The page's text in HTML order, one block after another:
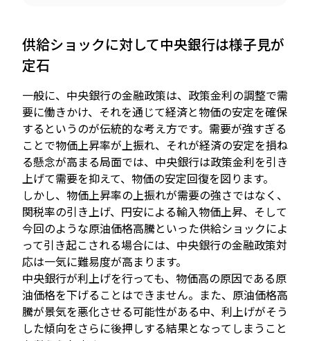
供給ショックに対して中央銀行は様子見が
定石
一般に、中央銀行の金融政策は、政策金利の調整で需
要に働きかけ、それを通じて経済と物価の安定を確保
するというのが伝統的な考え方です。需要が強すぎる
ことで物価上昇率が上振れ、それが経済の安定を損ね
る懸念が高まる局面では、中央銀行は政策金利を引き
上げて需要を抑えて、物価の安定回復を図ります。
しかし、物価上昇率の上振れが需要の強さではなく、
関税率の引き上げ、円安による輸入物価上昇、そして
今回のような原油価格高騰といった供給ショックによ
って引き起こされる場合には、中央銀行の金融政策対
応は一気に難易度が高まります。
中央銀行が利上げを行っても、物価高の原因である原
油価格を下げることはできません。また、原油価格高
騰が景気を悪化させる可能性がある中、利上げがそう
した傾向をさらに後押しする結果となってしまうこと